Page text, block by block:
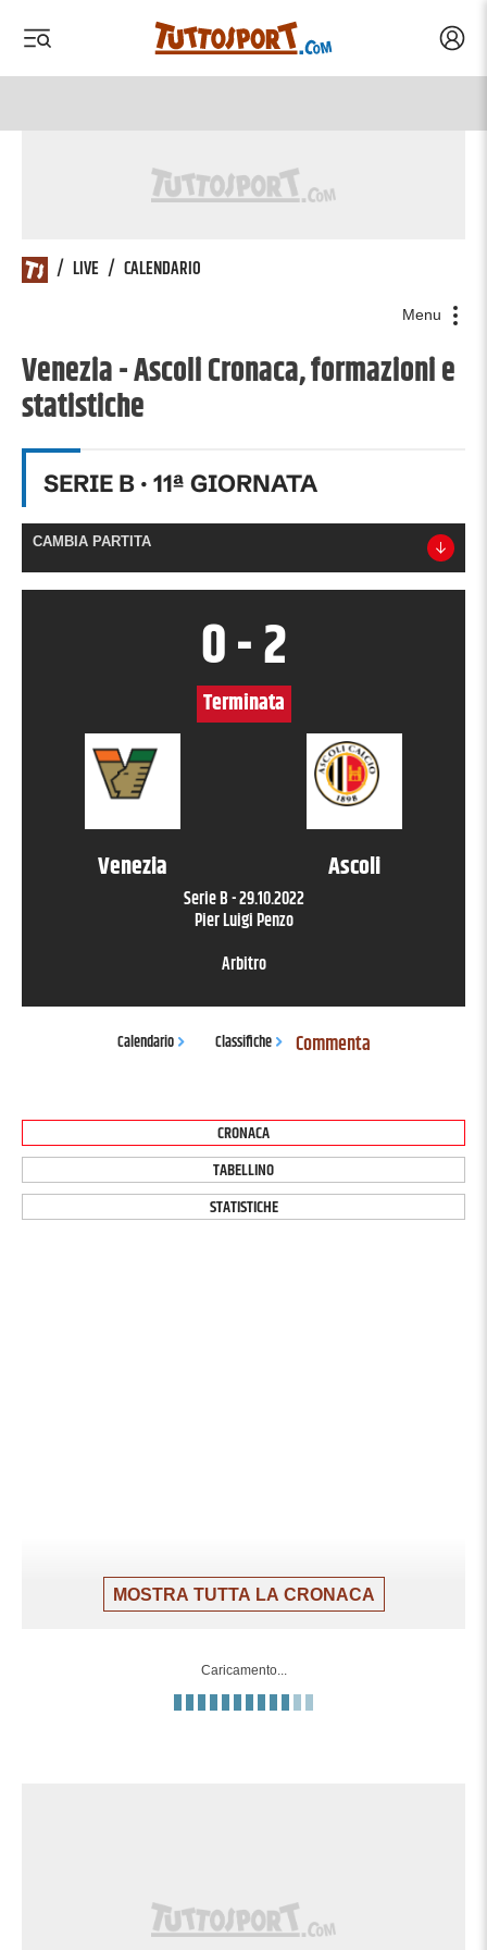
/ LIVE / CALENDARIO
Menu
Venezia - Ascoli Cronaca, formazioni e
statistiche
SERIE B · 11ª GIORNATA
CAMBIA PARTITA
Venezia Ascoli
0-2
Terminata
Serie B-29.10.2022
Pier Luigi Penzo
Arbitro
Calendario Classifiche Commenta
CRONACA
TABELLINO
STATISTICHE
MOSTRA TUTTA LA CRONACA
Caricamento...